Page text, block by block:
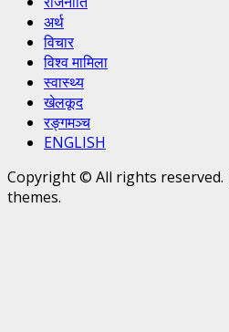
अर्थ
विचार
विश्व मामिला
स्वास्थ्य
खेलकूद
रङ्गमञ्च
ENGLISH
Copyright © All rights reserved.
themes.